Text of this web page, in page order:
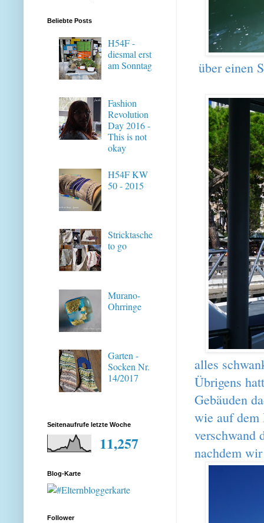
über einen
alles
Übrigens
Gebäuden
wie auf dem
verschwand
nachdem
Beliebte Posts
H54F -
diesmal erst
am Sonntag
Fashion
Revolution
Day 2016 -
This is not
okay
H54F KW
50 - 2015
Stricktasche
to go
Murano-
Ohrringe
Garten -
Socken Nr.
14/2017
Seitenaufrufe letzte Woche
11,257
Blog-Karte
Follower